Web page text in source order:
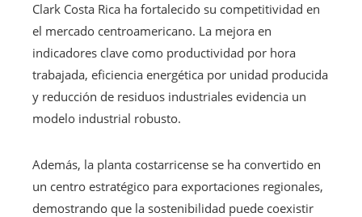
Clark Costa Rica ha fortalecido su competitividad en
el mercado centroamericano. La mejora en
indicadores clave como productividad por hora
trabajada, eficiencia energética por unidad producida
y reducción de residuos industriales evidencia un
modelo industrial robusto.
Además, la planta costarricense se ha convertido en
un centro estratégico para exportaciones regionales,
demostrando que la sostenibilidad puede coexistir